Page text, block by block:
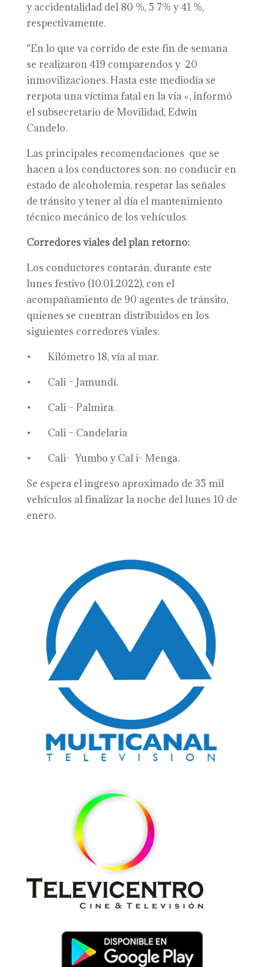
y accidentalidad del 80 %, 5 7% y 41 %,
respectivamente.
“En lo que va corrido de este fin de semana
se realizaron 419 comparendos y 20
inmovilizaciones. Hasta este mediodía se
rerpota una víctima fatal en la vía «, informó
el subsecretario de Movilidad, Edwin
Candelo.
Las principales recomendaciones que se
hacen a los conductores son: no conducir en
estado de alcoholemia, respetar las señales
de tránsito y tener al día el mantenimiento
técnico mecánico de los vehículos.
Corredores viales del plan retorno:
Los conductores contarán, durante este
lunes festivo (10.01.2022), con el
acompañamiento de 90 agentes de tránsito,
quienes se cuentran distribuidos en los
siguientes corredores viales:
• Kilómetro 18, vía al mar.
• Cali – Jamundí.
• Cali – Palmira.
• Cali – Candelaria
• Cali- Yumbo y Cal i- Menga.
Se espera el ingreso aproximado de 35 mil
vehículos al finalizar la noche del lunes 10 de
enero.